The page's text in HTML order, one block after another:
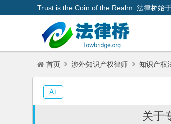
Trust is the Coin of the Realm. 法律桥始
首页 涉外知识产权律师 知识产权
关于
A+